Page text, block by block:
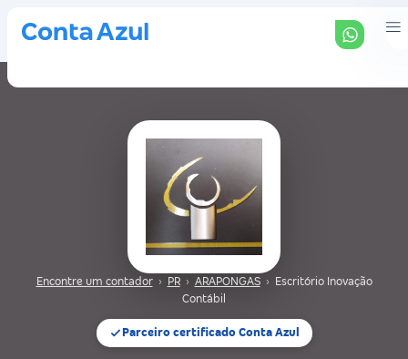
Encontre um contador › PR › ARAPONGAS ›
Escritório Inovação
Contábil
Parceiro certificado Conta Azul